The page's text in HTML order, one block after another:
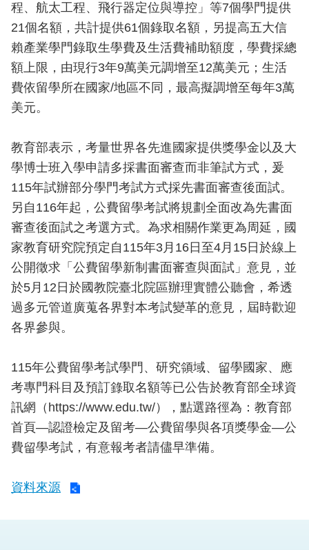
程、航太工程、飛行器定位與導控」等7個學門提供
21個名額，共計提供61個錄取名額，另提高五大信
賴產業學門錄取生學費及生活費補助額度，學費採總
額上限，由現行3年9萬美元調增至12萬美元；生活
費依留學所在國家/地區不同，最高擬調增至每年3萬
美元。
教育部表示，考量世界各先進國家提供獎學金以及大
學博士班入學申請多採書面審查而非筆試方式，爰
115年試辦部分學門考試方式採先書面審查後面試。
另自116年起，公費留學考試將規劃全面改為先書面
審查後面試之考選方式。為求相關作業更為周延，國
家教育研究院預定自115年3月16日至4月15日於線上
公開徵求「公費留學新制書面審查與面試」意見，並
於5月12日於國教院臺北院區辦理實體公聽會，希透
過多元管道廣蒐各界對本考試變革的意見，屆時歡迎
各界參與。
115年公費留學考試學門、研究領域、留學國家、應
考專門科目及預訂錄取名額等已公告於教育部全球資
訊網（https://www.edu.tw/），點選路徑為：教育部
首頁―認證檢定及留考―公費留學與各項獎學金―公
費留學考試，有意報考者請儘早準備。
資料來源